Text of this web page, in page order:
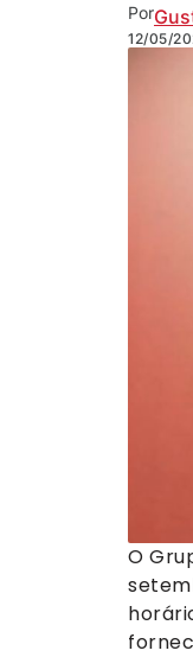
Por
12/05/
O